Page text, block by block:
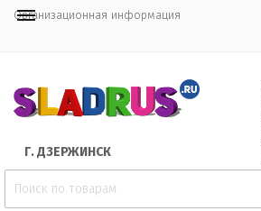
Организационная информация
Г. ДЗЕРЖИНСК